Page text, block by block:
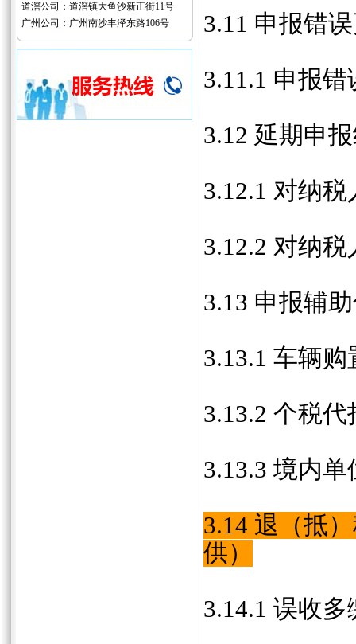
道滘公司：道滘镇大鱼沙新正街11号
广州公司：广州南沙丰泽东路106号
3.11 申报错
3.11.1 申报错
3.12 延期申
3.12.1 对纳
3.12.2 对纳
3.13 申报辅
3.13.1 车辆
3.13.2 个税
3.13.3 境内
3.14 退（抵
供）
3.14.1 误收